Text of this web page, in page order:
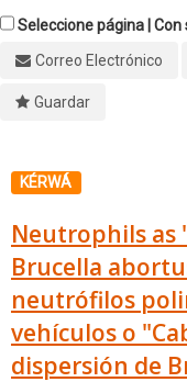
Seleccione página | Con
Correo Electrónico
Guardar
KÉRWÁ
Neutrophils as
Brucella
neutrófilos
vehículos o
dispersión de